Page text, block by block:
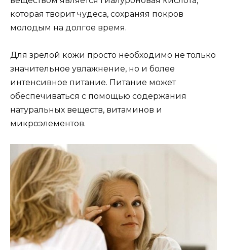
которая творит чудеса, сохраняя покров
молодым на долгое время.
Для зрелой кожи просто необходимо не только
значительное увлажнение, но и более
интенсивное питание. Питание может
обеспечиваться с помощью содержания
натуральных веществ, витаминов и
микроэлементов.